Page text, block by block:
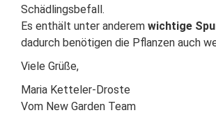
Schädlingsbefall.
Es enthält unter anderem wichtige
dadurch benötigen die Pflanzen auch
Viele Grüße,
Maria Ketteler-Droste
Vom New Garden Team